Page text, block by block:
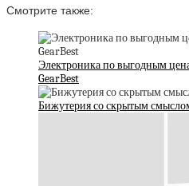
Смотрите также:
Электроника по выгодным
GearBest
Бижутерия со скрытым